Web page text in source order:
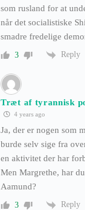
som rusland for at
når det socialistiske
smadre fredelige
3 Reply
Træt af tyrannisk
4 years ago
Ja, der er nogen som
burde selv sige fra
en aktivitet der har
Men Margrethe, har
Aamund?
3 Reply